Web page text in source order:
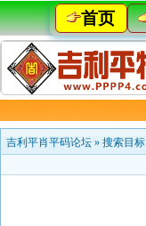
首页
吉利平肖平码论坛 » 搜索目标